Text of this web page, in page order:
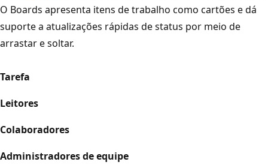
O Boards apresenta itens de trabalho como cartões e dá
suporte a atualizações rápidas de status por meio de
arrastar e soltar.
Tarefa
Leitores
Colaboradores
Administradores de equipe